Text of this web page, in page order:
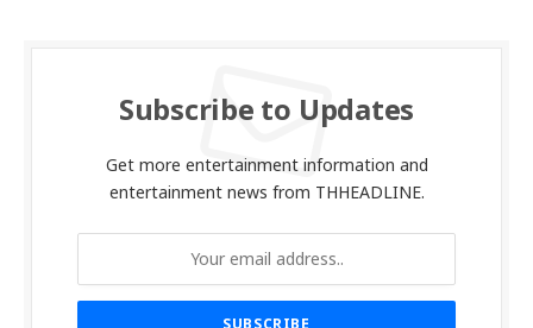
Subscribe to Updates
Get more entertainment information and
entertainment news from THHEADLINE.